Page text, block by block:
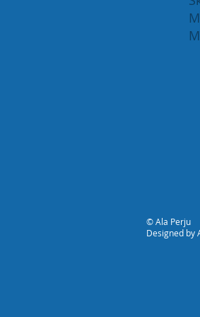
© Ala Perju
Designed by